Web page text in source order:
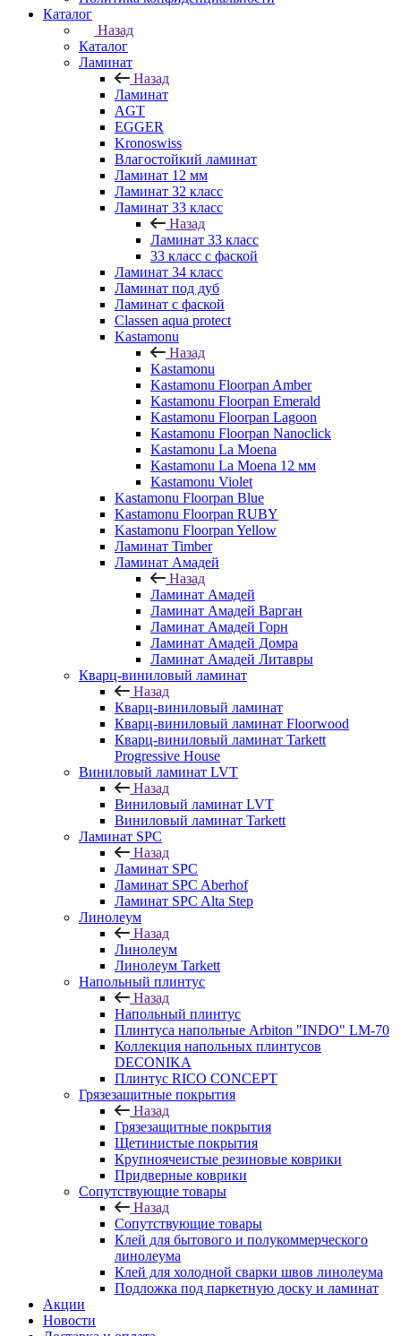
Каталог
Назад
Каталог
Ламинат
Назад
Ламинат
AGT
EGGER
Kronoswiss
Влагостойкий ламинат
Ламинат 12 мм
Ламинат 32 класс
Ламинат 33 класс
Назад
Ламинат 33 класс
33 класс с фаской
Ламинат 34 класс
Ламинат под дуб
Ламинат с фаской
Classen aqua protect
Kastamonu
Назад
Kastamonu
Kastamonu Floorpan Amber
Kastamonu Floorpan Emerald
Kastamonu Floorpan Lagoon
Kastamonu Floorpan Nanoclick
Kastamonu La Moena
Kastamonu La Moena 12 мм
Kastamonu Violet
Kastamonu Floorpan Blue
Kastamonu Floorpan RUBY
Kastamonu Floorpan Yellow
Ламинат Timber
Ламинат Амадей
Назад
Ламинат Амадей
Ламинат Амадей Варган
Ламинат Амадей Горн
Ламинат Амадей Домра
Ламинат Амадей Литавры
Кварц-виниловый ламинат
Назад
Кварц-виниловый ламинат
Кварц-виниловый ламинат Floorwood
Кварц-виниловый ламинат Tarkett
Progressive House
Виниловый ламинат LVT
Назад
Виниловый ламинат LVT
Виниловый ламинат Tarkett
Ламинат SPC
Назад
Ламинат SPC
Ламинат SPC Aberhof
Ламинат SPC Alta Step
Линолеум
Назад
Линолеум
Линолеум Tarkett
Напольный плинтус
Назад
Напольный плинтус
Плинтуса напольные Arbiton "INDO" LM-70
Коллекция напольных плинтусов
DECONIKA
Плинтус RICO CONCEPT
Грязезащитные покрытия
Назад
Грязезащитные покрытия
Щетинистые покрытия
Крупноячеистые резиновые коврики
Придверные коврики
Сопутствующие товары
Назад
Сопутствующие товары
Клей для бытового и полукоммерческого
линолеума
Клей для холодной сварки швов линолеума
Подложка под паркетную доску и ламинат
Акции
Новости